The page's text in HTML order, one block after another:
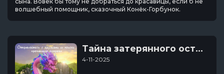
волшебный помощник, сказочный Конёк-Горбунок.
Тайна затерянного острова
4-11-2025